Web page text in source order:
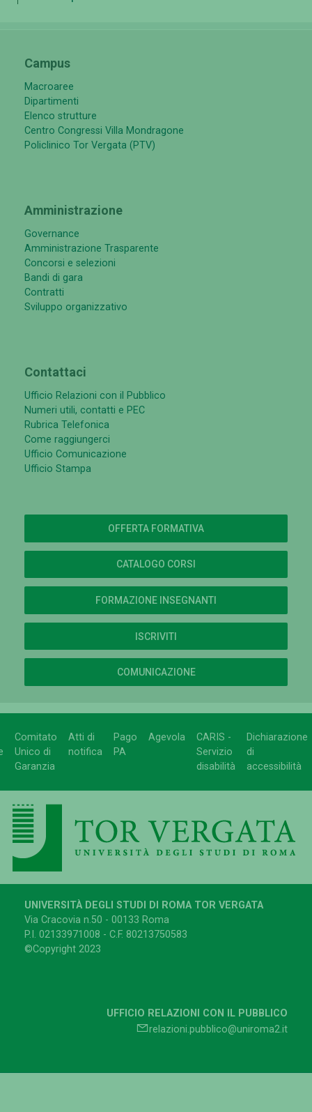
Campus
Macroaree
Dipartimenti
Elenco strutture
Centro Congressi Villa Mondragone
Policlinico Tor Vergata (PTV)
Amministrazione
Governance
Amministrazione Trasparente
Concorsi e selezioni
Bandi di gara
Contratti
Sviluppo organizzativo
Contattaci
Ufficio Relazioni con il Pubblico
Numeri utili, contatti e PEC
Rubrica Telefonica
Come raggiungerci
Ufficio Comunicazione
Ufficio Stampa
OFFERTA FORMATIVA
CATALOGO CORSI
FORMAZIONE INSEGNANTI
ISCRIVITI
COMUNICAZIONE
Comitato
Unico di
Garanzia
Atti di
notifica
Pago
PA
Agevola
CARIS -
Servizio
disabilità
Dichiarazione
di
accessibilità
UNIVERSITÀ DEGLI STUDI DI ROMA TOR VERGATA
Via Cracovia n.50 - 00133 Roma
P.I. 02133971008 - C.F. 80213750583
©Copyright 2023
UFFICIO RELAZIONI CON IL PUBBLICO
relazioni.pubblico@uniroma2.it